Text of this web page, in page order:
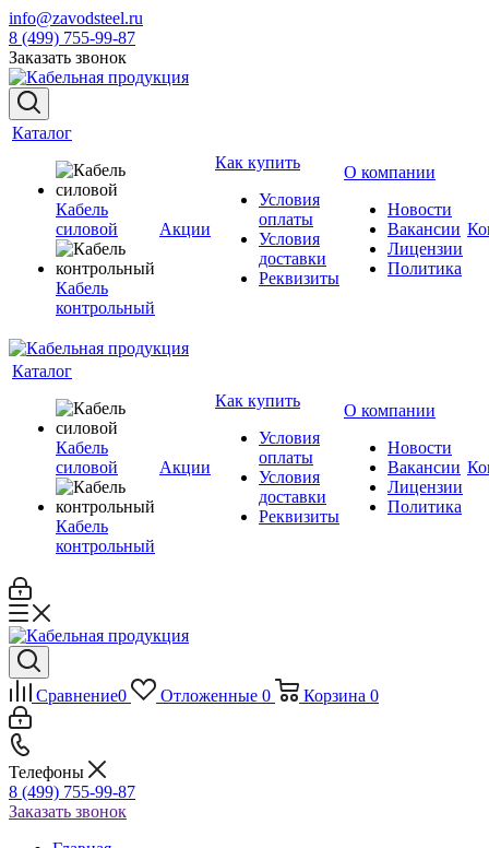
info@zavodsteel.ru
8 (499) 755-99-87
Заказать звонок
Каталог
Кабель
силовой
Кабель
контрольный
Акции
Как купить
Условия
оплаты
Условия
доставки
Реквизиты
О компании
Новости
Вакансии
Лицензии
Политика
Каталог
Кабель
силовой
Кабель
контрольный
Акции
Как купить
Условия
оплаты
Условия
доставки
Реквизиты
О компании
Новости
Вакансии
Лицензии
Политика
Сравнение0 Отложенные 0 Корзина 0
Телефоны
8 (499) 755-99-87
Заказать звонок